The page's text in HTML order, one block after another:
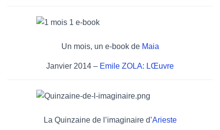
Un mois, un e-book de Maia
Janvier 2014 – Emile ZOLA: LŒuvre
La Quinzaine de l’imaginaire d’Arieste